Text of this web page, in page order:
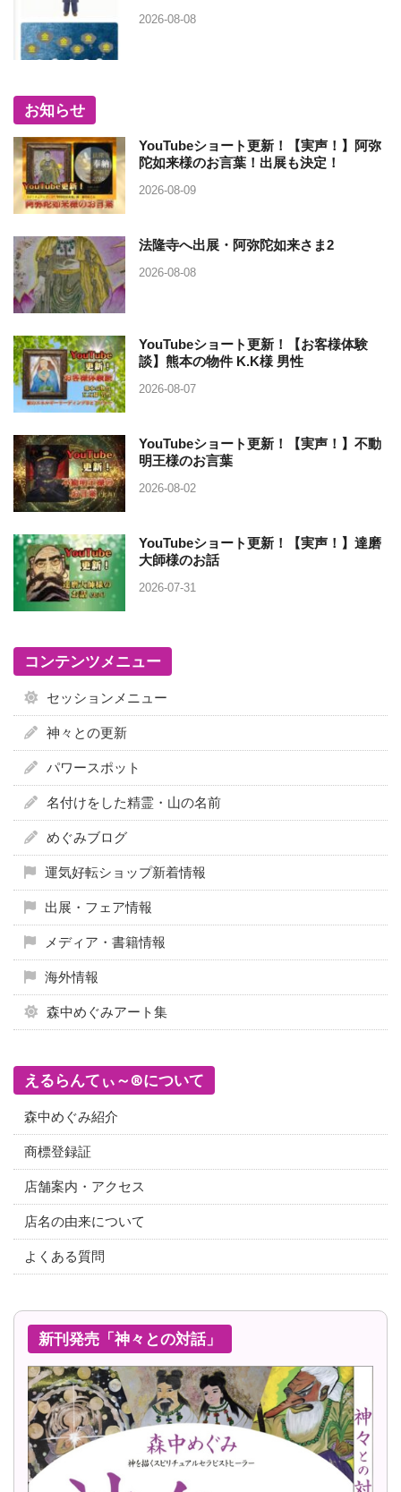
2026-08-08
お知らせ
YouTubeショート更新！【実声！】阿弥
陀如来様のお言葉！出展も決定！
2026-08-09
法隆寺へ出展・阿弥陀如来さま2
2026-08-08
YouTubeショート更新！【お客様体験
談】熊本の物件 K.K様 男性
2026-08-07
YouTubeショート更新！【実声！】不動
明王様のお言葉
2026-08-02
YouTubeショート更新！【実声！】達磨
大師様のお話
2026-07-31
コンテンツメニュー
セッションメニュー
神々との更新
パワースポット
名付けをした精霊・山の名前
めぐみブログ
運気好転ショップ新着情報
出展・フェア情報
メディア・書籍情報
海外情報
森中めぐみアート集
えるらんてぃ～®について
森中めぐみ紹介
商標登録証
店舗案内・アクセス
店名の由来について
よくある質問
新刊発売「神々との対話」